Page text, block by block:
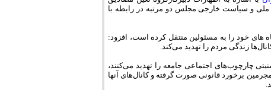
امنیت ملی و سیاست خارجی مجلس دو مرتبه در رابطه با
خود را به مسئولین منتقل کرده است، افزود:
چارچوب‌های اجتماعی جامعه را تهدید می‌کنند،
مجرمین برخورد قانونی صورت گرفته و کانال‌های آنها